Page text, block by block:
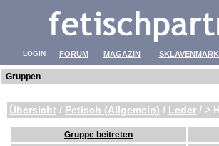
LOGIN FORUM MAGAZIN
Gruppen
Übersicht / Fetisch (Allgemein) / Leder / >
Gruppe beitreten